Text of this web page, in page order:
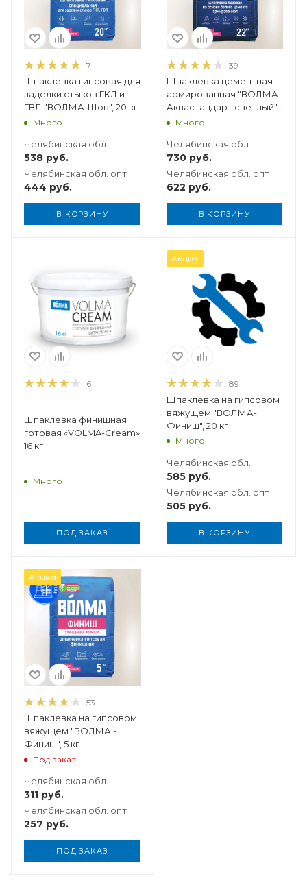
7
Шпаклевка гипсовая для
заделки стыков ГКЛ и
ГВЛ "ВОЛМА-Шов", 20 кг
Много
Челябинская обл.
538 руб.
Челябинская обл. опт
444 руб.
В КОРЗИНУ
39
Шпаклевка цементная
армированная "ВОЛМА-
Аквастандарт светлый",
22 кгМного
Челябинская обл.
730руб.
Челябинская обл. опт
622 руб.
В КОРЗИНУ
6
Шпаклевка финишная
готовая «VOLMA-Cream»
16 кг
Много
ПОД ЗАКАЗ
Акция
89
Шпаклевка на гипсовом
вяжущем "ВОЛМА-
Финиш", 20 кг
Много
Челябинская обл.
585руб.
Челябинская обл. опт
505руб.
В КОРЗИНУ
Акция
53
Шпаклевка на гипсовом
вяжущем "ВОЛМА -
Финиш", 5 кг
Под заказ
Челябинская обл.
311 руб.
Челябинская обл. опт
257 руб.
ПОД ЗАКАЗ